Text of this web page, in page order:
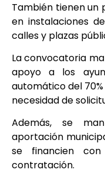
También tienen un
en instalaciones
calles y plazas
La convocatoria
apoyo a los
automático del
necesidad de
Además, se
aportación
se financien
contratación.